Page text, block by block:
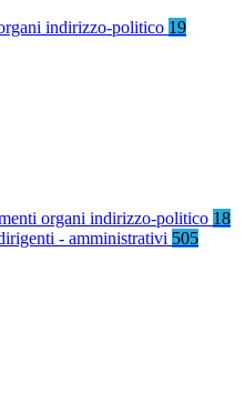
indirizzo-politico 19
organi indirizzo-politico 18
- amministrativi 505